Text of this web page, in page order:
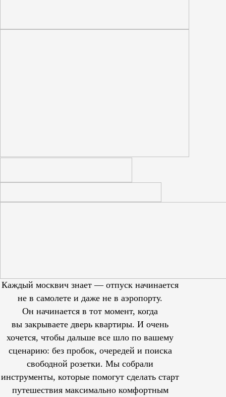
Каждый москвич знает — отпуск начинается
не в самолете и даже не в аэропорту.
Он начинается в тот момент, когда
вы закрываете дверь квартиры. И очень
хочется, чтобы дальше все шло по вашему
сценарию: без пробок, очередей и поиска
свободной розетки. Мы собрали
инструменты, которые помогут сделать старт
путешествия максимально комфортным